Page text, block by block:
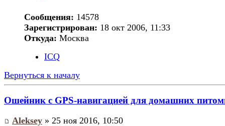
Сообщения: 14578
Зарегистрирован: 18 окт 2006, 11:33
Откуда: Москва
ICQ
Вернуться к началу
Ошейник с GPS-навигацией для домашних
Aleksey » 25 ноя 2016, 10:50